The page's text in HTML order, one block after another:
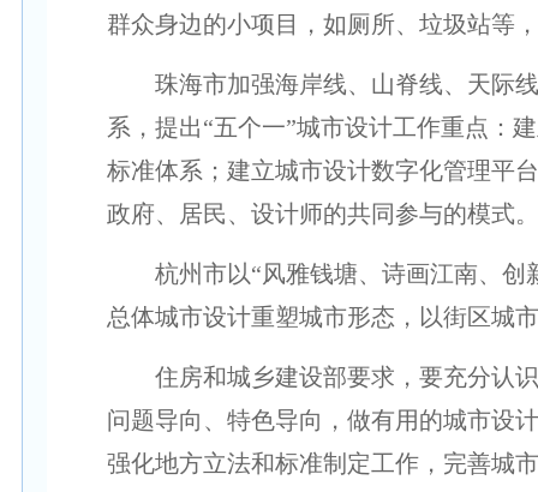
群众身边的小项目，如厕所、垃圾站等
珠海市加强海岸线、山脊线、天际线
系，提出“五个一”城市设计工作重点：
标准体系；建立城市设计数字化管理平
政府、居民、设计师的共同参与的模式。
杭州市以“风雅钱塘、诗画江南、创
总体城市设计重塑城市形态，以街区城
住房和城乡建设部要求，要充分认识
问题导向、特色导向，做有用的城市设
强化地方立法和标准制定工作，完善城